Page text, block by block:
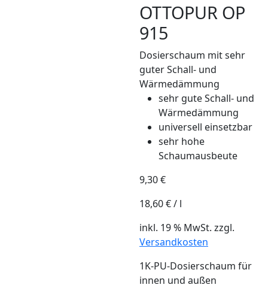
OTTOPUR OP
915
Dosierschaum mit sehr
guter Schall- und
Wärmedämmung
sehr gute Schall- und
Wärmedämmung
universell einsetzbar
sehr hohe
Schaumausbeute
9,30€
18,60€/ l
inkl. 19 % MwSt. zzgl.
Versandkosten
1K-PU-Dosierschaum für
innen und außen